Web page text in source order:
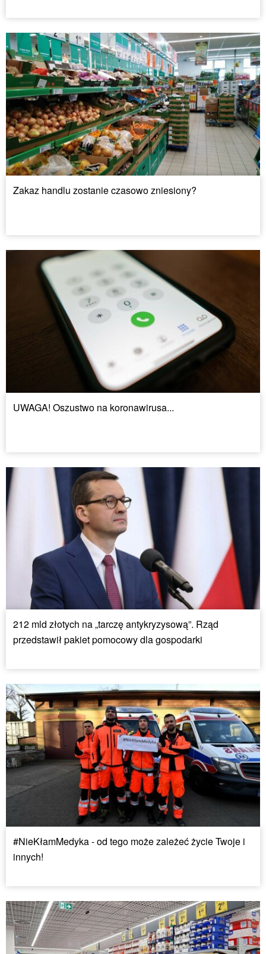
Zakaz handlu zostanie czasowo zniesiony?
UWAGA! Oszustwo na koronawirusa...
212 mld złotych na „tarczę antykryzysową”. Rząd
przedstawił pakiet pomocowy dla gospodarki
#NieKłamMedyka - od tego może zależeć życie Twoje i
innych!